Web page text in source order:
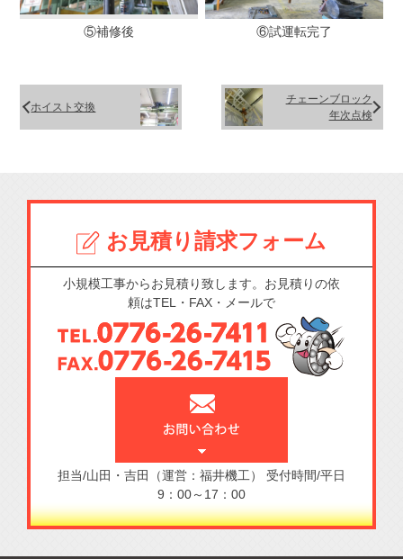
⑤補修後 ⑥試運転完了
ホイスト交換
チェーンブロック
年次点検
お見積り請求フォーム
小規模工事からお見積り致します。お見積りの依
頼はTEL・FAX・メールで
担当/山田・吉田（運営：福井機工） 受付時間/平日
9：00～17：00